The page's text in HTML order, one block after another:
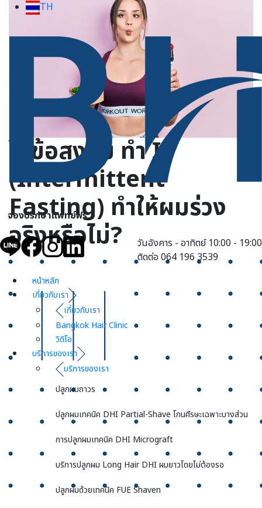
TH
จองปรึกษาแพทย์ฟรี
วันอังคาร - อาทิตย์ 10:00 - 19:00
ติดต่อ 064 196 3539
หน้าหลัก
เกี่ยวกับเรา
เกี่ยวกับเรา
Bangkok Hair Clinic
วิดิโอ
บริการของเรา
บริการของเรา
ปลูกผมถาวร
ปลูกผมเทคนิค DHI Partial-Shave โกนศีรษะเฉพาะบางส่วน
การปลูกผมเทคนิค DHI Micrograft
บริการปลูกผม Long Hair DHI ผมยาวโดยไม่ต้องรอ
ปลูกผมด้วยเทคนิค FUE Shaven
ไขข้อสงสัย ทำ IF
(Intermittent
Fasting) ทำให้ผมร่วง
จริงหรือไม่?